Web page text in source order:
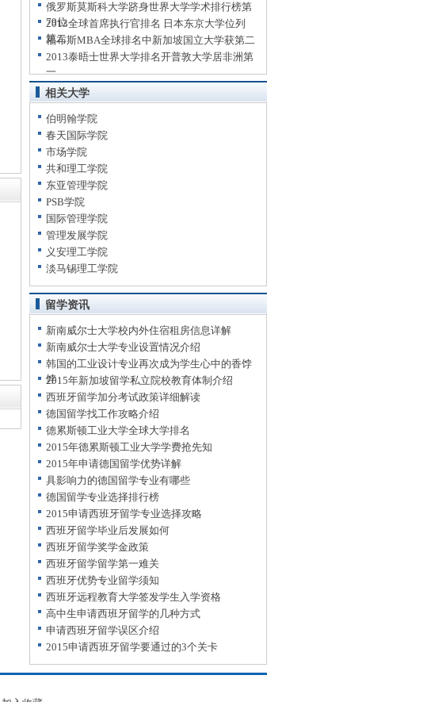
俄罗斯莫斯科大学跻身世界大学学术排行榜第
79位
2013全球首席执行官排名 日本东京大学位列
第二
福布斯MBA全球排名中新加坡国立大学获第二
2013泰晤士世界大学排名开普敦大学居非洲第
一
相关大学
伯明翰学院
春天国际学院
市场学院
共和理工学院
东亚管理学院
PSB学院
国际管理学院
管理发展学院
义安理工学院
淡马锡理工学院
留学资讯
新南威尔士大学校内外住宿租房信息详解
新南威尔士大学专业设置情况介绍
韩国的工业设计专业再次成为学生心中的香饽
饽
2015年新加坡留学私立院校教育体制介绍
西班牙留学加分考试政策详细解读
德国留学找工作攻略介绍
德累斯顿工业大学全球大学排名
2015年德累斯顿工业大学学费抢先知
2015年申请德国留学优势详解
具影响力的德国留学专业有哪些
德国留学专业选择排行榜
2015申请西班牙留学专业选择攻略
西班牙留学毕业后发展如何
西班牙留学奖学金政策
西班牙留学留学第一难关
西班牙优势专业留学须知
西班牙远程教育大学签发学生入学资格
高中生申请西班牙留学的几种方式
申请西班牙留学误区介绍
2015申请西班牙留学要通过的3个关卡